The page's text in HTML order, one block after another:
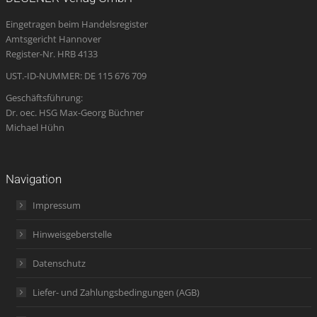
new
window
new
window
new
window
opens
in
new
new
Eingetragen beim Handelsregister
Amtsgericht Hannover
Register-Nr. HRB 4133
UST.-ID-NUMMER: DE 115 676 709
Geschäftsführung:
Dr. oec. HSG Max-Georg Büchner
Michael Hühn
Navigation
Impressum
Hinweisgeberstelle
Datenschutz
Liefer- und Zahlungsbedingungen (AGB)